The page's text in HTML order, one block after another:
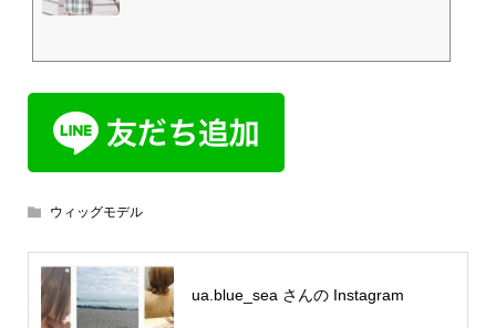
ウィッグモデル
ua.blue_sea さんの Instagram